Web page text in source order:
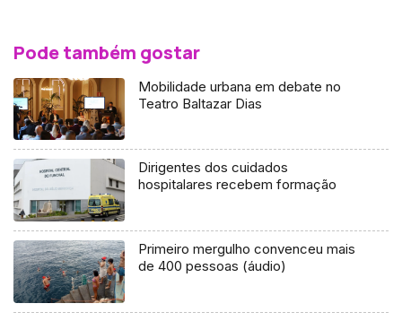
Pode também gostar
Mobilidade urbana em debate no
Teatro Baltazar Dias
Dirigentes dos cuidados
hospitalares recebem formação
Primeiro mergulho convenceu mais
de 400 pessoas (áudio)